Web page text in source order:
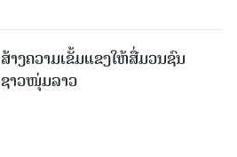
ສ້າງຄວາມເຂັ້ມແຂງໃຫ້ສື່ມວນຊົນ
ຊາວໜຸ່ມລາວ